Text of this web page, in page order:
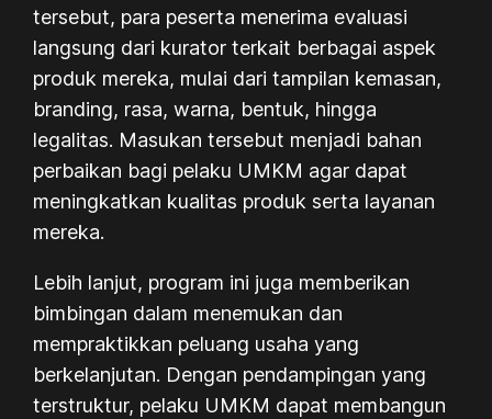
tersebut, para peserta menerima evaluasi
langsung dari kurator terkait berbagai aspek
produk mereka, mulai dari tampilan kemasan,
branding, rasa, warna, bentuk, hingga
legalitas. Masukan tersebut menjadi bahan
perbaikan bagi pelaku UMKM agar dapat
meningkatkan kualitas produk serta layanan
mereka.
Lebih lanjut, program ini juga memberikan
bimbingan dalam menemukan dan
mempraktikkan peluang usaha yang
berkelanjutan. Dengan pendampingan yang
terstruktur, pelaku UMKM dapat membangun